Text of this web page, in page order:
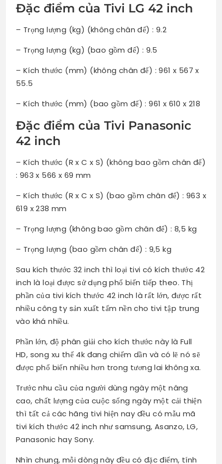
Đặc điểm của Tivi LG 42 inch
– Trọng lượng (kg) (không chân đế) : 9.2
– Trọng lượng (kg) (bao gồm đế) : 9.5
– Kích thước (mm) (không chân đế) : 961 x 567 x
55.5
– Kích thước (mm) (bao gồm đế) : 961 x 610 x 218
Đặc điểm của Tivi Panasonic
42 inch
– Kích thước (R x C x S) (không bao gồm chân đế)
: 963 x 566 x 69 mm
– Kích thước (R x C x S) (bao gồm chân đế) : 963 x
619 x 238 mm
– Trọng lượng (không bao gồm chân đế) : 8,5 kg
– Trọng lượng (bao gồm chân đế) : 9,5 kg
Sau kích thước 32 inch thì loại tivi có kích thước 42
inch là loại được sử dụng phổ biến tiếp theo. Thị
phần của tivi kích thước 42 inch là rất lớn, được rất
nhiều công ty sản xuất tấm nền cho tivi tập trung
vào khá nhiều.
Phần lớn, độ phân giải cho kích thước này là Full
HD, song xu thế 4k đang chiếm dần và có lẽ nó sẽ
được phổ biến nhiều hơn trong tương lai không xa.
Trước nhu cầu của người dùng ngày một nâng
cao, chất lượng của cuộc sống ngày một cải thiện
thì tất cả các hãng tivi hiện nay đều có mẫu mã
tivi kích thước 42 inch như samsung, Asanzo, LG,
Panasonic hay Sony.
Nhìn chung, mỗi dòng này đều có đặc điểm, tính